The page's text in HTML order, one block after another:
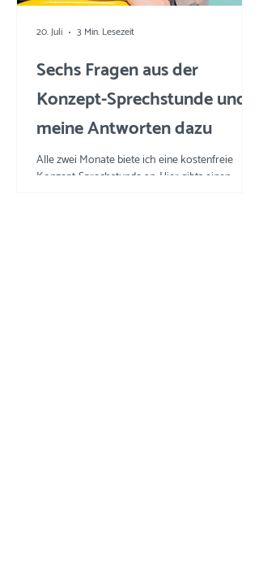
Sechs Fragen aus der
Konzept-Sprechstunde und
meine Antworten dazu
Alle zwei Monate biete ich eine kostenfreie
Konzept-Sprechstunde an. Hier gibts einen
20. Juli 3 Min. Lesezeit